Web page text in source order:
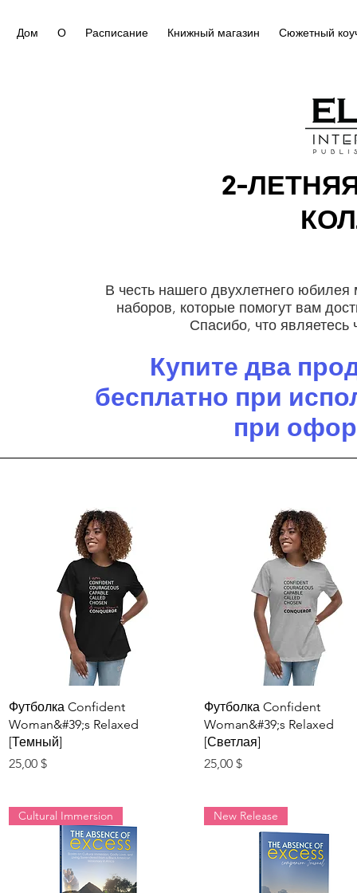
Дом О Расписание Книжный магазин Сюжетный
2-
В честь нашего двухлетнего
наборов, которые помогут вам
Спасибо, что
Купите два
бесплатно при
при
Быстрый просмотр
Футболка Confident
Woman&#39;s Relaxed
[Темный]
Цена
25,00 $
Быстрый просмотр
Футболка Confident
Woman&#39;s Relaxed
[Светлая]
Цена
25,00 $
Cultural Immersion New Release